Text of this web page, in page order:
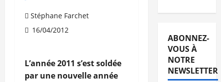
Stéphane Farchet
16/04/2012
L’année 2011 s’est soldée
par une nouvelle année
ABONNEZ-
VOUS À
NOTRE
NEWSLETTER